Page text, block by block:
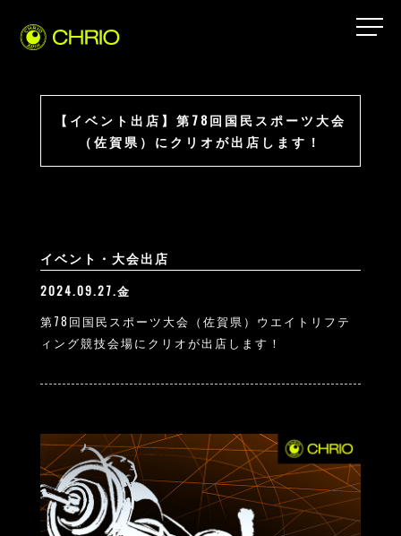
【イベント出店】第78回国民スポーツ大会
（佐賀県）にクリオが出店します！
イベント・大会出店
2024.09.27.金
第78回国民スポーツ大会（佐賀県）ウエイトリフテ
ィング競技会場にクリオが出店します！